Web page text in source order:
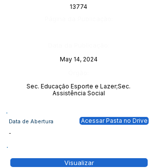
13774
May 14, 2024
Sec. Educação Esporte e Lazer;Sec.
Assistência Social
Data de Abertura
-
Acessar Pasta no Drive
Visualizar